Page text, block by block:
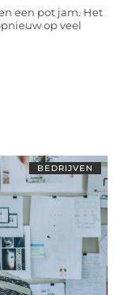
een pot jam. Het
op veel
BEDRIJVEN